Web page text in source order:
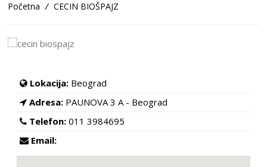
Početna / CECIN BIOŠPAJZ
Lokacija: Beograd
Adresa: PAUNOVA 3 A - Beograd
Telefon: 011 3984695
Email: